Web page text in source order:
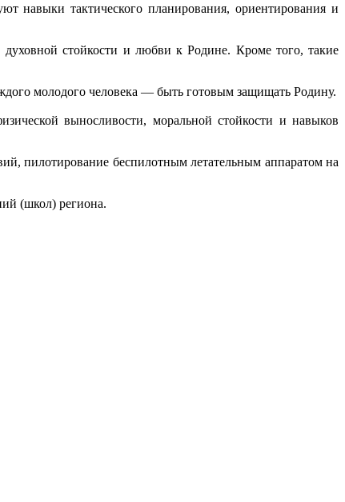
навыки тактического планирования, ориентирования и
стойкости и любви к Родине. Кроме того, такие
молодого человека — быть готовым защищать Родину.
выносливости, моральной стойкости и навыков
пилотирование беспилотным летательным аппаратом на
(школ) региона.